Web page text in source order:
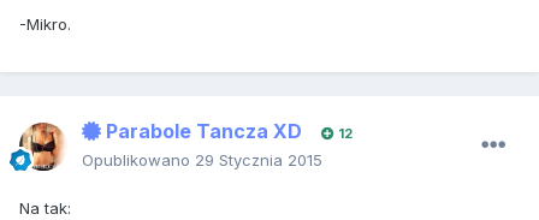
-Mikro.
Parabole Tancza XD 12
Opublikowano 29 Stycznia 2015
Na tak: